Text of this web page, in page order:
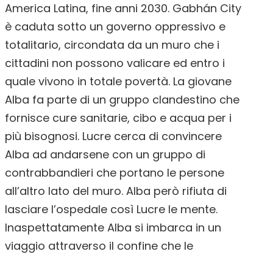
America Latina, fine anni 2030. Gabhán City
è caduta sotto un governo oppressivo e
totalitario, circondata da un muro che i
cittadini non possono valicare ed entro i
quale vivono in totale povertà. La giovane
Alba fa parte di un gruppo clandestino che
fornisce cure sanitarie, cibo e acqua per i
più bisognosi. Lucre cerca di convincere
Alba ad andarsene con un gruppo di
contrabbandieri che portano le persone
all’altro lato del muro. Alba però rifiuta di
lasciare l’ospedale così Lucre le mente.
Inaspettatamente Alba si imbarca in un
viaggio attraverso il confine che le